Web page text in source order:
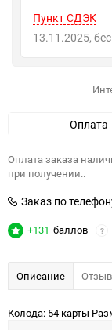
Пункт СДЭК
13.11.2025
Оплата
Оплата заказа
при получении..
Заказ по
+131 баллов ?
Описание
Колода: 54 карты